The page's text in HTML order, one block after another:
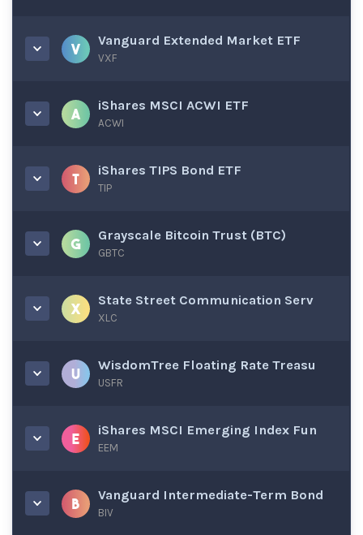
Vanguard Extended Market ETF
VXF
iShares MSCI ACWI ETF
ACWI
iShares TIPS Bond ETF
TIP
Grayscale Bitcoin Trust (BTC)
GBTC
State Street Communication Serv
XLC
WisdomTree Floating Rate Treasu
USFR
iShares MSCI Emerging Index Fun
EEM
Vanguard Intermediate-Term Bond
BIV